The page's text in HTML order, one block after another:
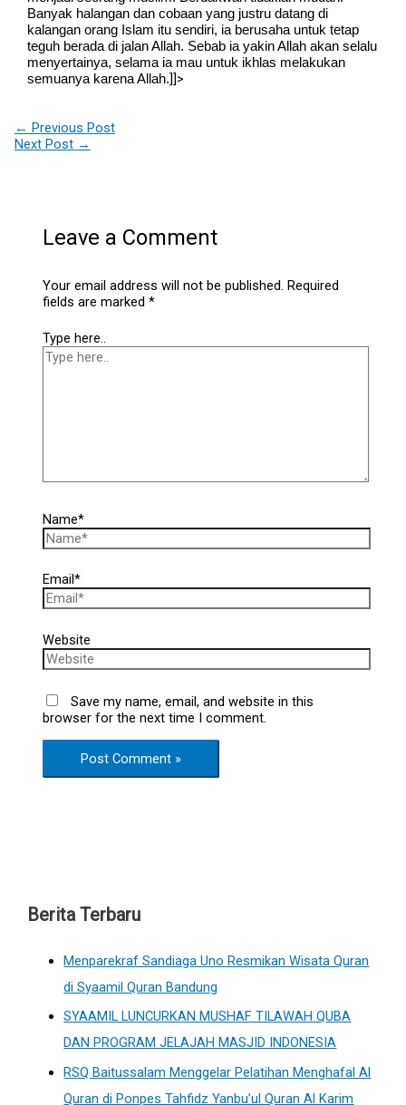
Banyak halangan dan cobaan yang justru datang di
kalangan orang Islam itu sendiri, ia berusaha untuk tetap
teguh berada di jalan Allah. Sebab ia yakin Allah akan selalu
menyertainya, selama ia mau untuk ikhlas melakukan
semuanya karena Allah.]]>
← Previous Post
Next Post →
Leave a Comment
Your email address will not be published. Required
fields are marked*
Type here..
Name*
Email*
Website
Save my name, email, and website in this
browser for the next time I comment.
Berita Terbaru
Menparekraf Sandiaga Uno Resmikan Wisata Quran
di Syaamil Quran Bandung
SYAAMIL LUNCURKAN MUSHAF TILAWAH QUBA
DAN PROGRAM JELAJAH MASJID INDONESIA
RSQ Baitussalam Menggelar Pelatihan Menghafal Al
Quran di Ponpes Tahfidz Yanbu’ul Quran Al Karim